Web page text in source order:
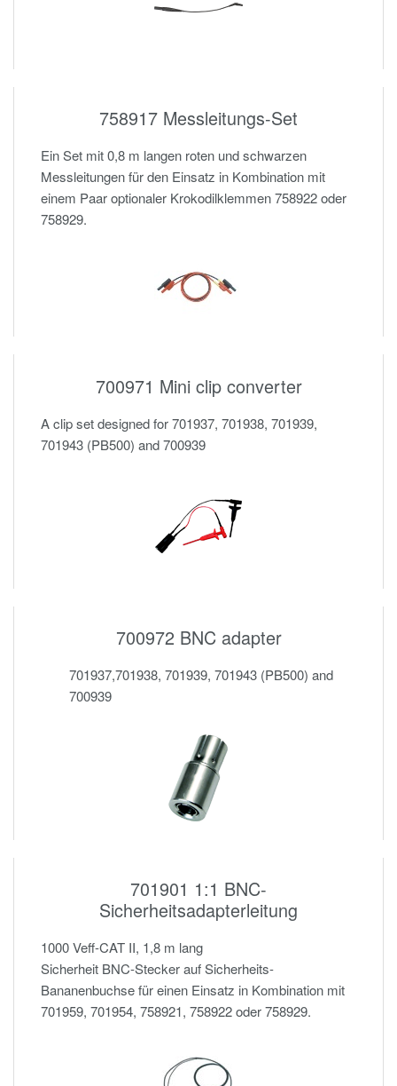
758917 Messleitungs-Set
Ein Set mit 0,8 m langen roten und schwarzen
Messleitungen für den Einsatz in Kombination mit
einem Paar optionaler Krokodilklemmen 758922 oder
758929.
700971 Mini clip converter
A clip set designed for 701937, 701938, 701939,
701943 (PB500) and 700939
700972 BNC adapter
701937,701938, 701939, 701943 (PB500) and
700939
701901 1:1 BNC-
Sicherheitsadapterleitung
1000 Veff-CAT II, 1,8 m lang
Sicherheit BNC-Stecker auf Sicherheits-
Bananenbuchse für einen Einsatz in Kombination mit
701959, 701954, 758921, 758922 oder 758929.